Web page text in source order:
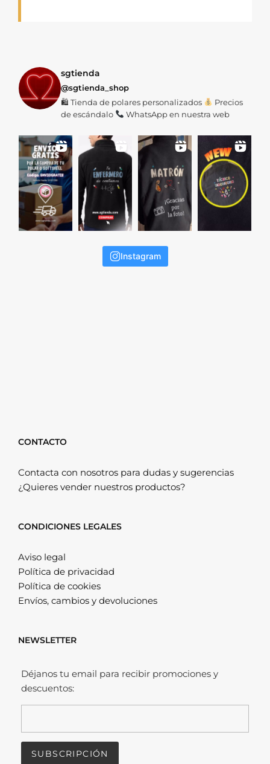
producto
sgtienda
@sgtienda_shop
🛍 Tienda de polares personalizados
Precios
de escándalo
WhatsApp en nuestra web
Instagram
CONTACTO
Contacta con nosotros para dudas y sugerencias
¿Quieres vender nuestros productos?
CONDICIONES LEGALES
Aviso legal
Política de privacidad
Política de cookies
Envíos, cambios y devoluciones
NEWSLETTER
Déjanos tu email para recibir promociones y
descuentos: